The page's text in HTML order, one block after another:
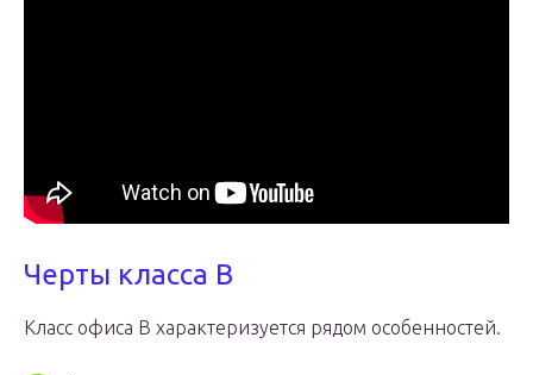
Черты класса В
Класс офиса В характеризуется рядом особенностей.